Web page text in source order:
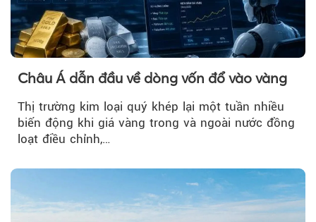
Châu Á dẫn đầu về dòng vốn đổ vào vàng
Thị trường kim loại quý khép lại một tuần nhiều
biến động khi giá vàng trong và ngoài nước đồng
loạt điều chỉnh,…